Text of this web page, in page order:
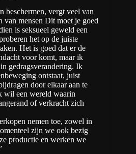
beschermen, vergt veel van
van mensen Dit moet je goed
is seksueel geweld een
het op de juiste
Het is goed dat er de
voor komt, maar ik
gedragsverandering. Ik
ontstaat, juist
door elkaar aan te
wil een wereld waarin
of verkracht zich
nemen toe, zowel in
zijn we ook bezig
productie en werken we